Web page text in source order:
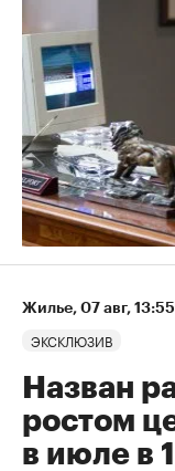
Жилье⁠, 07 авг, 13:55
ЭКСКЛЮЗИВ
Назван
ростом
в июле в